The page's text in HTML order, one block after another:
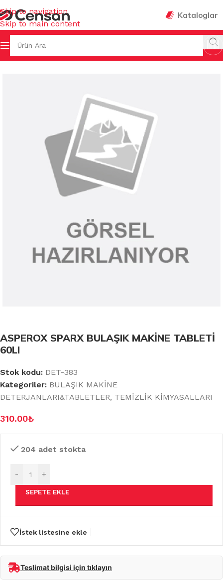
Skip to navigation
Skip to main content
Kataloglar
BULAŞIK MAKİNE DETERJANLARI&TABLETLER
ASPEROX SPARX BULAŞIK MAKİNE TABLETİ
60LI
Stok kodu: DET-383
Kategoriler: BULAŞIK MAKİNE
DETERJANLARI&TABLETLER, TEMİZLİK KİMYASALLARI
310.00₺
204 adet stokta
- +
SEPETE EKLE
İstek listesine ekle
Teslimat bilgisi için tıklayın